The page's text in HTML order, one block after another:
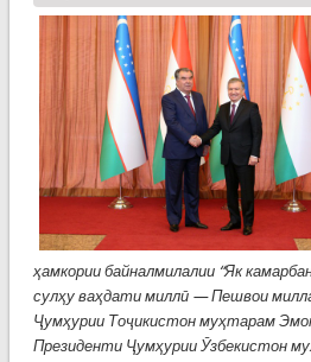
ҳамкории байналмилалии “Як
сулҳу ваҳдати миллӣ — Пешвои
Ҷумҳурии Тоҷикистон муҳтарам
Президенти Ҷумҳурии Ӯзбекистон